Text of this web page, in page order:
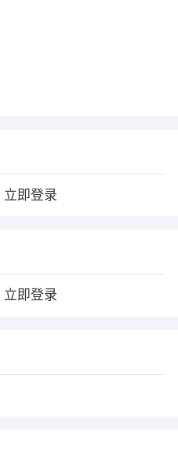
立即登录
立即登录